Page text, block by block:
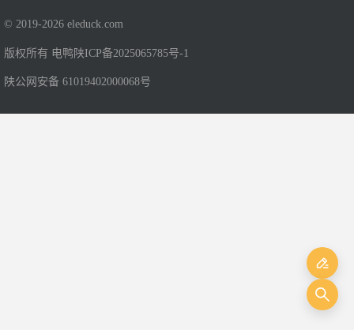
© 2019-2026 eleduck.com
版权所有 电鸭 陕ICP备2025065785号-1
陕公网安备 61019402000068号